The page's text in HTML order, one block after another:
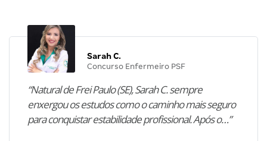
Sarah C.
Concurso Enfermeiro PSF
“Natural de Frei Paulo (SE), Sarah C. sempre
enxergou os estudos como o caminho mais seguro
para conquistar estabilidade profissional. Após o…”